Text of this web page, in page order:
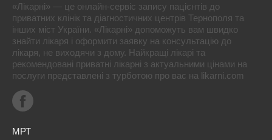
«Лікарні» — це онлайн-сервіс запису пацієнтів до
приватних клінік та діагностичних центрів Тернополя та
інших міст України. «Лікарні» допоможуть вам швидко
знайти лікаря і оформити заявку на консультацію до
лікаря, не виходячи з дому. Найкращі лікарі та
рекомендовані приватні лікарні з актуальними цінами на
послуги представлені з турботою про вас на likarni.com
МРТ